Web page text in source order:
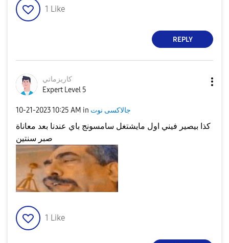
1 Like
REPLY
كاريزماتي
Expert Level 5
‎10-21-202310:25 AM in جالاكسى نوت
كذا بيصير فيني اول مايشتغل سامسونج باي عندنا بعد معاناة
صبر سنتين
1 Like